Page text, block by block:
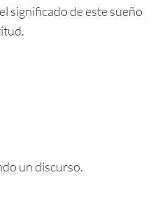
significado de este sueño
un discurso.